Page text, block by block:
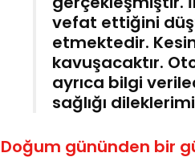
vefat ettiğini
etmektedir.
kavuşacaktır.
ayrıca bilgi
sağlığı
Doğum gününden bir